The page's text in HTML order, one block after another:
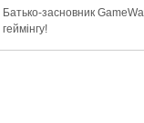
Батько-засновник
геймінгу!